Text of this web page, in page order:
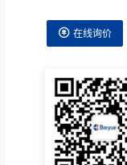
在线询价